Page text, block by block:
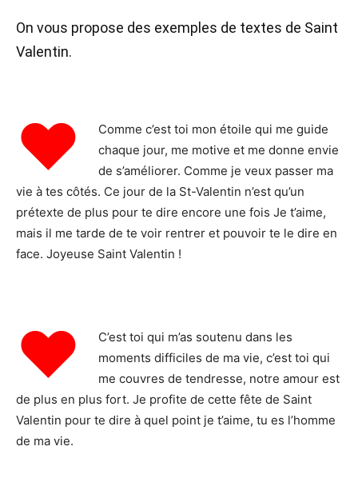
On vous propose des exemples de textes de Saint
Valentin.
♥
Comme c’est toi mon étoile qui me guide
chaque jour, me motive et me donne envie
de s’améliorer. Comme je veux passer ma
vie à tes côtés. Ce jour de la St-Valentin n’est qu’un
prétexte de plus pour te dire encore une fois Je t’aime,
mais il me tarde de te voir rentrer et pouvoir te le dire en
face. Joyeuse Saint Valentin !
♥
C’est toi qui m’as soutenu dans les
moments difficiles de ma vie, c’est toi qui
me couvres de tendresse, notre amour est
de plus en plus fort. Je profite de cette fête de Saint
Valentin pour te dire à quel point je t’aime, tu es l’homme
de ma vie.